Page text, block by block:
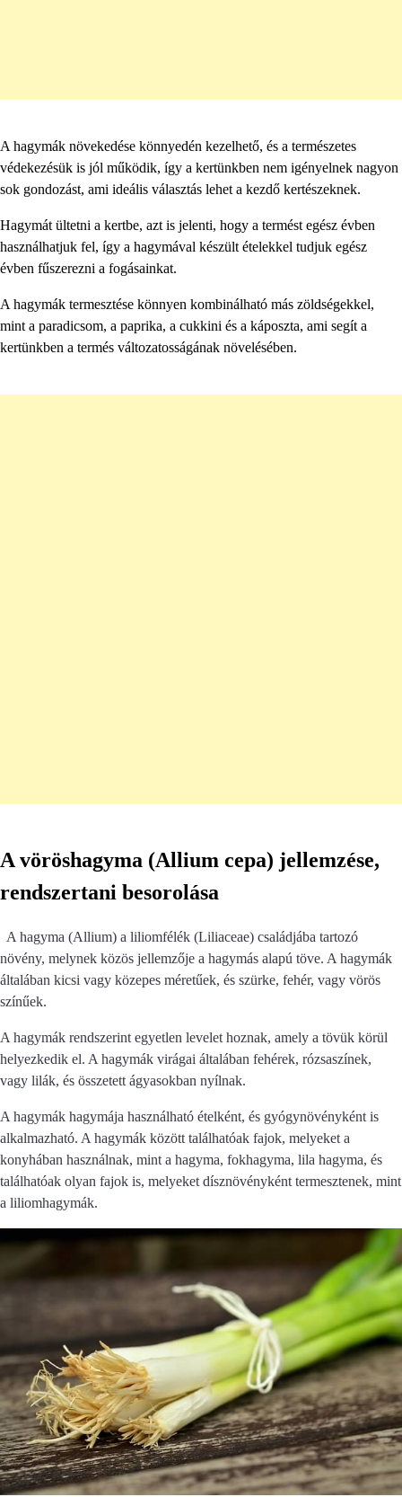
A hagymák növekedése könnyedén kezelhető, és a természetes
védekezésük is jól működik, így a kertünkben nem igényelnek nagyon
sok gondozást, ami ideális választás lehet a kezdő kertészeknek.
Hagymát ültetni a kertbe, azt is jelenti, hogy a termést egész évben
használhatjuk fel, így a hagymával készült ételekkel tudjuk egész
évben fűszerezni a fogásainkat.
A hagymák termesztése könnyen kombinálható más zöldségekkel,
mint a paradicsom, a paprika, a cukkini és a káposzta, ami segít a
kertünkben a termés változatosságának növelésében.
A vöröshagyma (Allium cepa) jellemzése,
rendszertani besorolása
A hagyma (Allium) a liliomfélék (Liliaceae) családjába tartozó
növény, melynek közös jellemzője a hagymás alapú töve. A hagymák
általában kicsi vagy közepes méretűek, és szürke, fehér, vagy vörös
színűek.
A hagymák rendszerint egyetlen levelet hoznak, amely a tövük körül
helyezkedik el. A hagymák virágai általában fehérek, rózsaszínek,
vagy lilák, és összetett ágyasokban nyílnak.
A hagymák hagymája használható ételként, és gyógynövényként is
alkalmazható. A hagymák között találhatóak fajok, melyeket a
konyhában használnak, mint a hagyma, fokhagyma, lila hagyma, és
találhatóak olyan fajok is, melyeket dísznövényként termesztenek, mint
a liliomhagymák.